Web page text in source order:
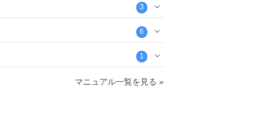
3
6
1
マニュアル一覧を見る »